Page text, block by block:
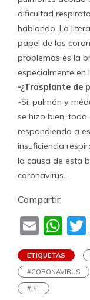
dificultad
hablando. La
papel de los
problemas es la
especialmente en
-¿Trasplante de
-Sí, pulmón y
se hizo bien,
respondiendo a
insuficiencia
la causa de esta
coronavirus..
Compartir:
Email
ETIQUETAS
#CORONAVIRUS
#RT